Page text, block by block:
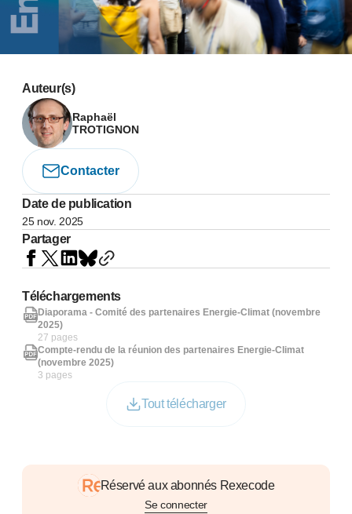
Auteur(s)
Raphaël
TROTIGNON
Contacter
Date de publication
25 nov. 2025
Partager
Réservé aux abonnés Rexecode
Se connecter
Téléchargements
Diaporama - Comité des partenaires Energie-Climat (novembre
2025)
27 pages
Compte-rendu de la réunion des partenaires Energie-Climat
(novembre 2025)
3 pages
Tout télécharger